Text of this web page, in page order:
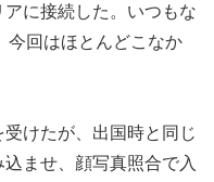
に接続した。いつもな
今回はほとんどこなか
けたが、出国時と同じ
ませ、顔写真照合で入